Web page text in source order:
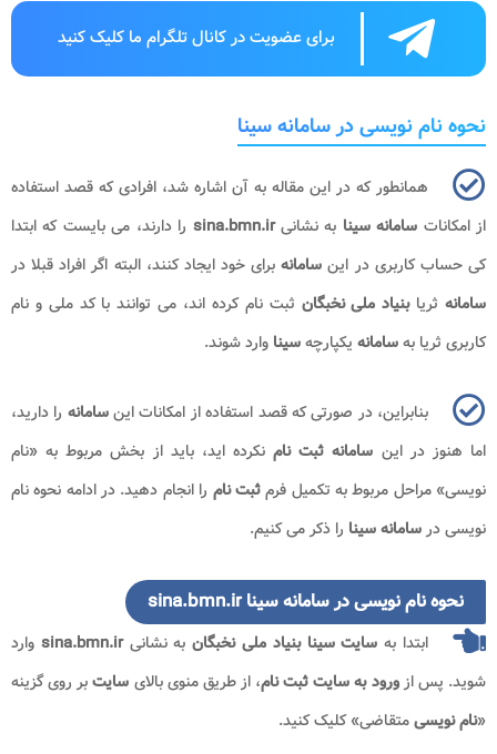
برای عضویت در کانال تلگرام ما کلیک کنید
نحوه نام نویسی در سامانه سینا
همانطور که در این مقاله به آن اشاره شد، افرادی که قصد استفاده
از امکانات سامانه سینا به نشانیsina.bmn.ir را دارند، می بایست که ابتدا
کی حساب کاربری در این سامانه برای خود ایجاد کنند، البته اگر افراد قبلا در
سامانه ثریابنیاد ملی نخبگان ثبت نام کرده اند، می توانند با کد ملی و نام
کاربری ثریا بهسامانه یکپارچهسینا وارد شوند.
بنابراین، در صورتی که قصد استفاده از امکانات اینسامانه را دارید،
اما هنوز در این سامانه ثبت نام نکرده اید، باید از بخش مربوط به «نام
نویسی» مراحل مربوط به تکمیل فرمثبت نام را انجام دهید. در ادامه نحوه نام
نویسی درسامانه سینا را ذکر می کنیم.
نحوه نام نویسی در سامانه سینا sina.bmn.ir
ابتدا به سایت سینا بنیاد ملی نخبگانبه نشانی sina.bmn.ir وارد
شوید. پس ازورود به سایت ثبت نام، از طریق منوی بالای سایتبر روی گزینه
«نام نویسیمتقاضی» کلیک کنید.